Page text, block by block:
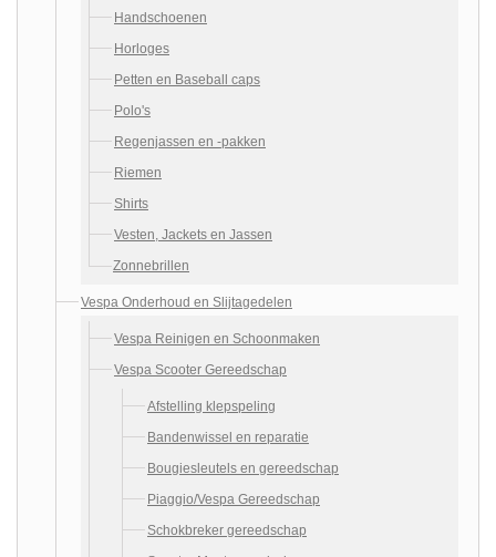
Handschoenen
Horloges
Petten en Baseball caps
Polo's
Regenjassen en -pakken
Riemen
Shirts
Vesten, Jackets en Jassen
Zonnebrillen
Vespa Onderhoud en Slijtagedelen
Vespa Reinigen en Schoonmaken
Vespa Scooter Gereedschap
Afstelling klepspeling
Bandenwissel en reparatie
Bougiesleutels en gereedschap
Piaggio/Vespa Gereedschap
Schokbreker gereedschap